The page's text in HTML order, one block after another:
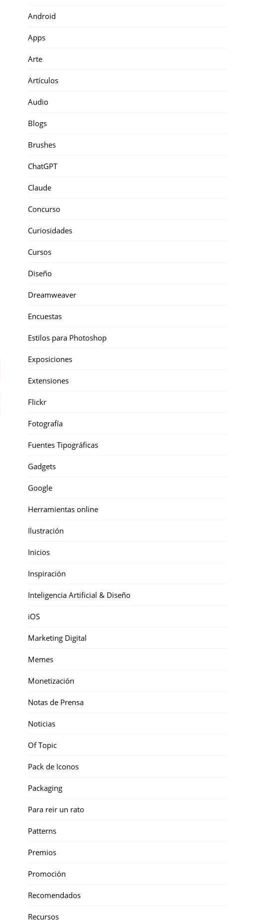
Android
Apps
Arte
Artículos
Audio
Blogs
Brushes
ChatGPT
Claude
Concurso
Curiosidades
Cursos
Diseño
Dreamweaver
Encuestas
Estilos para Photoshop
Exposiciones
Extensiones
Flickr
Fotografía
Fuentes Tipográficas
Gadgets
Google
Herramientas online
Ilustración
Inicios
Inspiración
Inteligencia Artificial & Diseño
iOS
Marketing Digital
Memes
Monetización
Notas de Prensa
Noticias
Of Topic
Pack de Iconos
Packaging
Para reir un rato
Patterns
Premios
Promoción
Recomendados
Recursos